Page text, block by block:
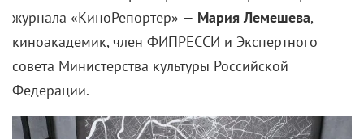
журнала «КиноРепортер» — Мария Лемешева,
киноакадемик, член ФИПРЕССИ и Экспертного
совета Министерства культуры Российской
Федерации.